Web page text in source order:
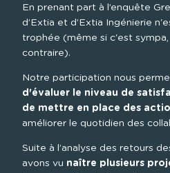
En prenant part à l’enquête
d’Extia et d’Extia Ingénierie
trophée (même si c'est
contraire).
Notre participation nous
d'évaluer le niveau de
de mettre en place des
améliorer le quotidien des
Suite à l’analyse des retours
avons vu naître plusieurs